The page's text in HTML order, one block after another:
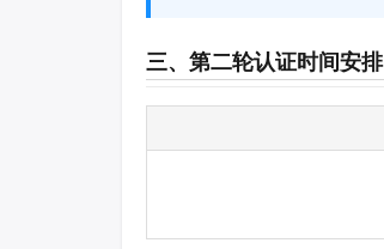
三、第二轮认证时间安排